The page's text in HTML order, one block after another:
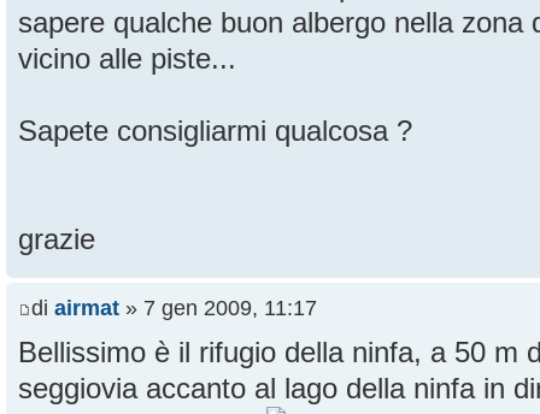
sapere qualche buon albergo nella zona
vicino alle piste...
Sapete consigliarmi qualcosa ?
grazie
di airmat » 7 gen 2009, 11:17
Bellissimo è il rifugio della ninfa, a 50 m
seggiovia accanto al lago della ninfa in